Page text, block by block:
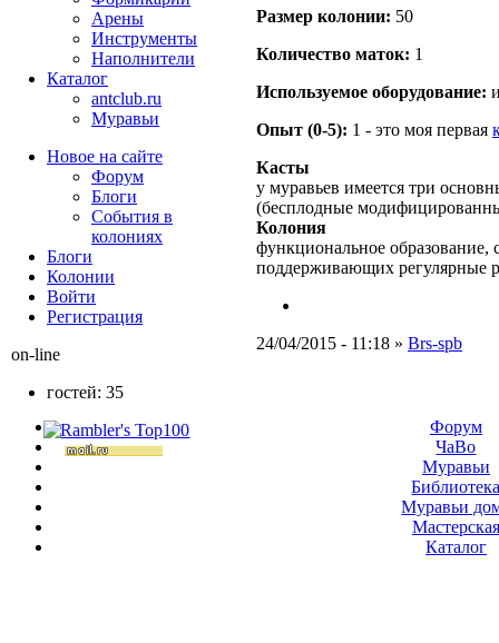
Размер кoлонии: 50
Количество маток: 1
Используемое оборудование:
Опыт (0-5): 1 - это моя первая
Касты
у муравьев имеется три
(бесплодные
Колония
функциональное образование,
поддерживающих регулярные
24/04/2015 - 11:18 » Brs-spb
Арены
Инструменты
Наполнители
Каталог
antclub.ru
Муравьи
Новое на сайте
Форум
Блоги
События в
колониях
Блоги
Колонии
Войти
Peгиcтpaция
on-line
гостей: 35
Форум
ЧаВо
Муравьи
Муравьи
Мастерская
Каталог